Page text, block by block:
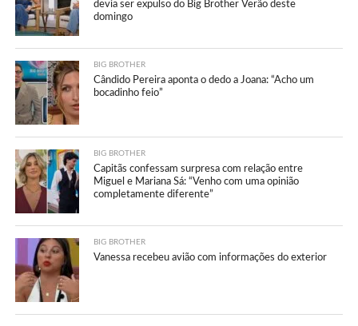
devia ser expulso do Big Brother Verão deste
domingo
BIG BROTHER
Cândido Pereira aponta o dedo a Joana: “Acho um
bocadinho feio”
BIG BROTHER
Capitãs confessam surpresa com relação entre
Miguel e Mariana Sá: “Venho com uma opinião
completamente diferente”
BIG BROTHER
Vanessa recebeu avião com informações do exterior